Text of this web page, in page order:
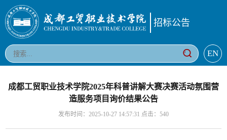
招标公告
EN
成都工贸职业技术学院2025年科普讲解大赛决赛活动氛围营
造服务项目询价结果公告
发布时间：2025-10-27 14:57:31 点击： 540